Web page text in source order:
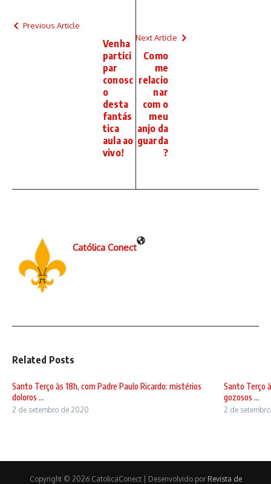
Previous Article
Venha
partici
par
conosc
o
desta
fantás
tica
aula ao
vivo!
Next Article
Como
me
relacio
nar
com o
meu
anjo da
guarda
?
Católica Conect
Related Posts
Santo Terço às 18h, com Padre Paulo Ricardo: mistérios
doloros ...
2 de setembro de 2020
Santo Terço
gozosos ...
2 de
Copyright © 2026 CatolicaConect | Desenvolvido por Revista de